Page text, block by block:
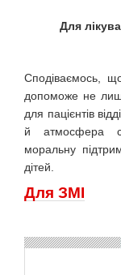
Для
Сподіваємось,
допоможе не
для пацієнтів
й атмосфера
моральну
дітей.
Для ЗМІ